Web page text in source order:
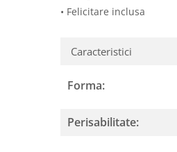
• Felicitare inclusa
Caracteristici
Forma:
Perisabilitate: